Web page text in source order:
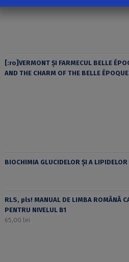
[:ro]VERMONT ȘI FARMECUL BELLE
AND THE CHARM OF THE BELLE
BIOCHIMIA GLUCIDELOR ȘI A LIPIDELOR
RLS, pls! MANUAL DE LIMBA ROMÂNĂ
PENTRU NIVELUL B1
65,00 lei